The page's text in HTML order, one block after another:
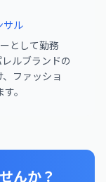
サル
として勤務
ルブランドの
ファッショ
。
んか？